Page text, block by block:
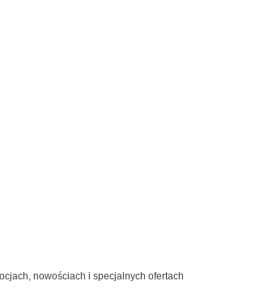
nowościach i specjalnych ofertach